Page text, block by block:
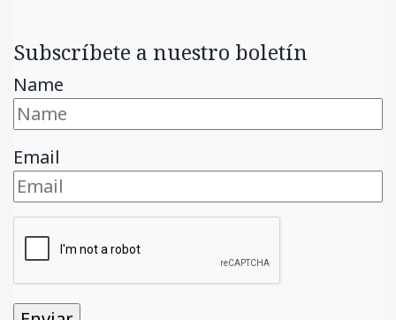
Subscríbete a nuestro boletín
Name
Email